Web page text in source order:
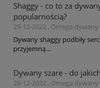
Shaggy - co to za
popularnością?
29-12-2022 , Omega dywany
Dywany shaggy podbiły
przyjemną...
Dywany szare - do
28-12-2022 , Omega dywany